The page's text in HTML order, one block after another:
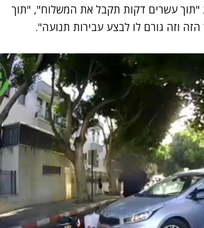
עשרים דקות תקבל את המשלוח", "תוך
וזה גורם לו לבצע עבירות תנועה".